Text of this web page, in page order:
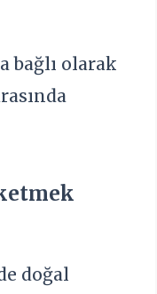
bağlı olarak
doğal